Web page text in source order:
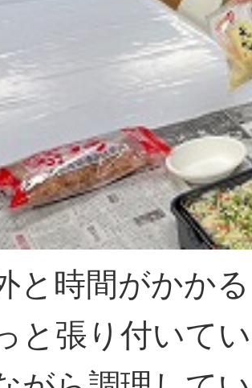
と時間がかか
と張り付いて